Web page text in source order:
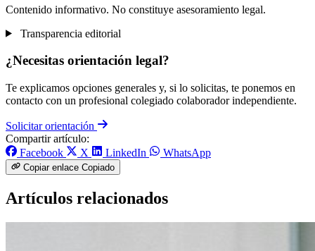
Contenido informativo. No constituye asesoramiento legal.
Transparencia editorial
¿Necesitas orientación legal?
Te explicamos opciones generales y, si lo solicitas, te ponemos en
contacto con un profesional colegiado colaborador independiente.
Solicitar orientación
Compartir artículo:
Facebook
X LinkedIn WhatsApp
Copiar enlace Copiado
Artículos relacionados